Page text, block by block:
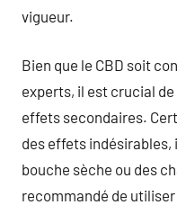
vigueur.
Bien que le CBD soit
experts, il est crucial
effets secondaires.
des effets
bouche sèche ou des
recommandé de